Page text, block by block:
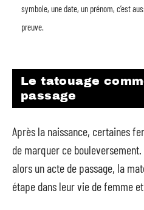
symbole, une date, un prénom, c’est
preuve.
Le tatouage
passage
Après la naissance, certaines
de marquer ce
alors un acte de passage, la
étape dans leur vie de femme